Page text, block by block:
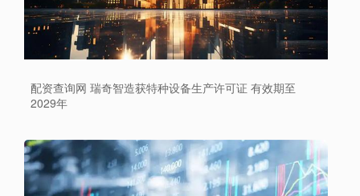
配资查询网 瑞奇智造获特种设备生产许可证 有效期至
2029年